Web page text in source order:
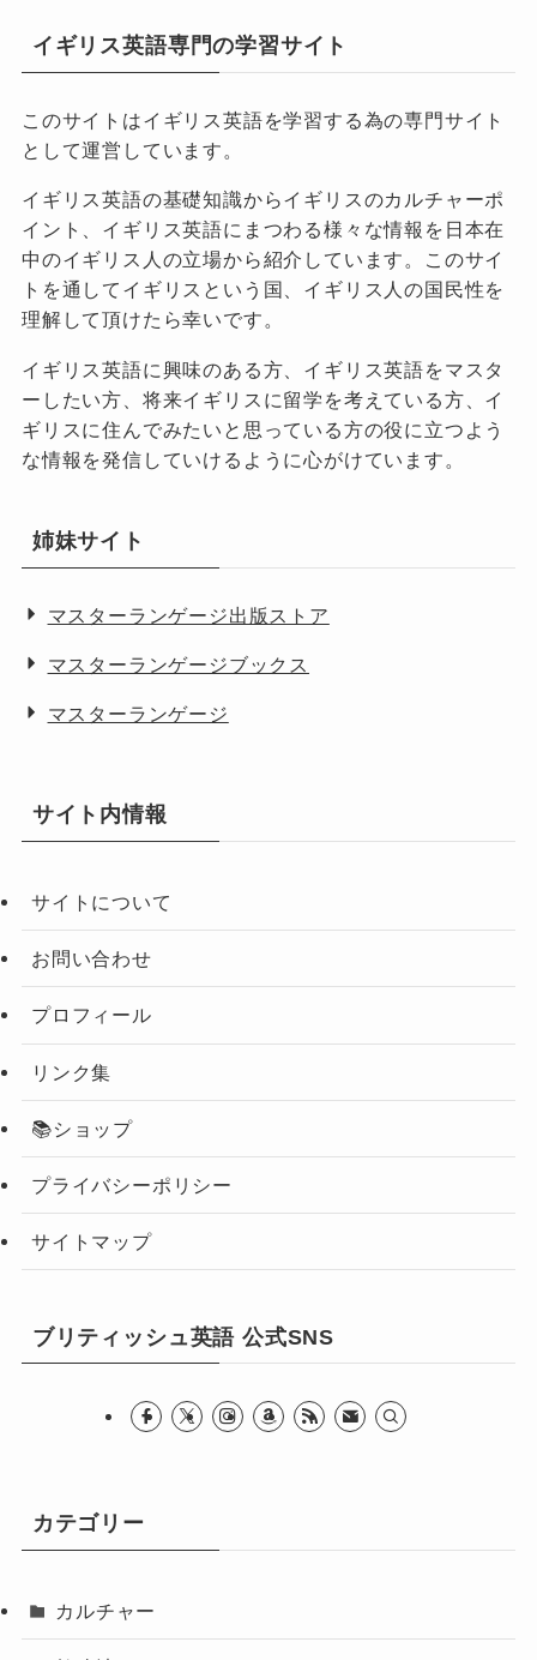
イギリス英語専門の学習サイト
このサイトはイギリス英語を学習する為の専門サイト
として運営しています。
イギリス英語の基礎知識からイギリスのカルチャーポ
イント、イギリス英語にまつわる様々な情報を日本在
中のイギリス人の立場から紹介しています。このサイ
トを通してイギリスという国、イギリス人の国民性を
理解して頂けたら幸いです。
イギリス英語に興味のある方、イギリス英語をマスタ
ーしたい方、将来イギリスに留学を考えている方、イ
ギリスに住んでみたいと思っている方の役に立つよう
な情報を発信していけるように心がけています。
姉妹サイト
マスターランゲージ出版ストア
マスターランゲージブックス
マスターランゲージ
サイト内情報
サイトについて
お問い合わせ
プロフィール
リンク集
📚ショップ
プライバシーポリシー
サイトマップ
ブリティッシュ英語 公式SNS
カテゴリー
カルチャー